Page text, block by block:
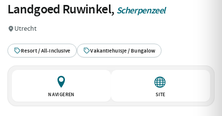
Landgoed Ruwinkel, Scherpenzeel
Utrecht
Resort / All-inclusive Vakantiehuisje / Bungalow
NAVIGEREN SITE